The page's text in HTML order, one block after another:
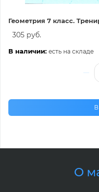
Геометрия 7 класс.
305 руб.
В наличии: есть на складе
О